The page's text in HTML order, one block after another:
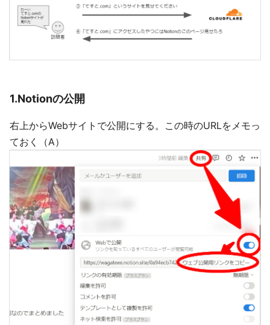
1.Notionの公開
右上からWebサイトで公開にする。この時のURLをメモっ
ておく（A）